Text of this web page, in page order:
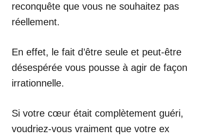
reconquête que vous ne souhaitez pas
réellement.
En effet, le fait d’être seule et peut-être
désespérée vous pousse à agir de façon
irrationnelle.
Si votre cœur était complètement guéri,
voudriez-vous vraiment que votre ex